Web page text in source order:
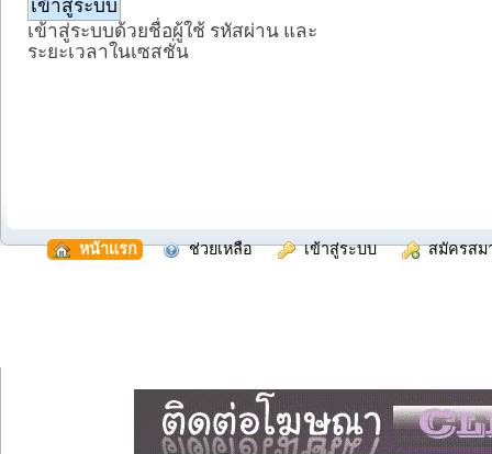
เข้าสู่ระบบด้วยชื่อผู้ใช้ รหัสผ่าน และ
ระยะเวลาในเซสชั่น
หน้าแรก ช่วยเหลือ เข้าสู่ระบบ สมัครสม